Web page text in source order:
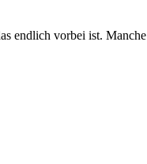
endlich vorbei ist.